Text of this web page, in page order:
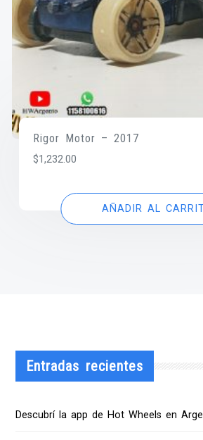
Rigor Motor – 2017
$1,232.00
AÑADIR AL
Entradas recientes
Descubrí la app de Hot Wheels en